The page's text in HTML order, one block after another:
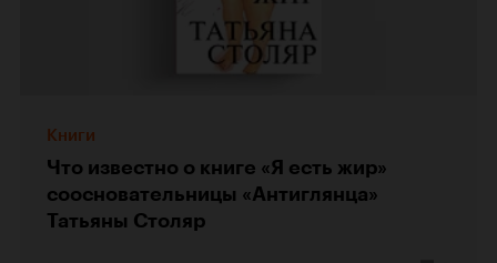
Книги
Что известно о книге «Я есть жир»
соосновательницы «Антиглянца»
Татьяны Столяр